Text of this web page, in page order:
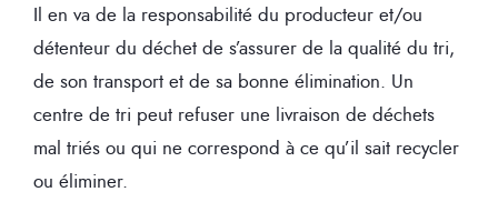
Il en va de la responsabilité du producteur et/ou
détenteur du déchet de s’assurer de la qualité du tri,
de son transport et de sa bonne élimination. Un
centre de tri peut refuser une livraison de déchets
mal triés ou qui ne correspond à ce qu’il sait recycler
ou éliminer.